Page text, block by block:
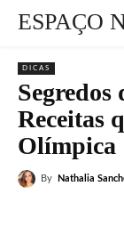
ESPAÇO
DICAS
Segredos
Receitas
Olímpica
By Nathalia